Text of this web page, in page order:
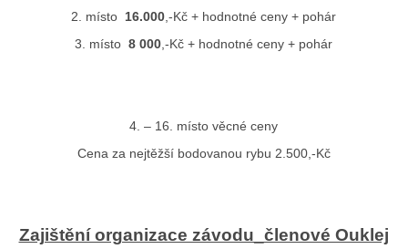
2. místo 16.000,-Kč + hodnotné ceny + pohár
3. místo 8 000,-Kč + hodnotné ceny + pohár
4. – 16. místo věcné ceny
Cena za nejtěžší bodovanou rybu 2.500,-Kč
Zajištění organizace závodu_členové Ouklej